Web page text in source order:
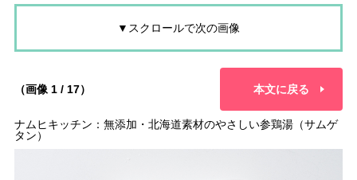
▼スクロールで次の画像
（画像 1 / 17） 本文に戻る
ナムヒキッチン：無添加・北海道素材のやさしい参鶏湯（サムゲ
タン）